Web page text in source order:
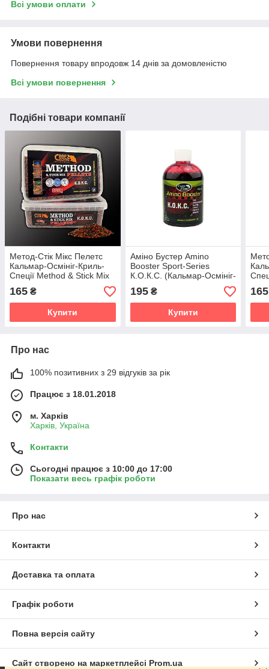
Всі умови оплати
Умови повернення
Повернення товару впродовж 14 днів за домовленістю
Всі умови повернення
Подібні товари компанії
Метод-Стік Мікс Пелетс
Кальмар-Осмініг-Криль-
Спеції Method & Stick Mix
Pellets К.О.К.С. 600g 2-
4mm
165 ₴
Купити
Аміно Бустер Amino
Booster Sport-Series
К.О.К.С. (Кальмар-Осмініг-
Кріль-Спеція)
195₴
Купити
165
Про нас
100% позитивних з 29 відгуків за рік
Працює з 18.01.2018
м. Харків
Харків, Україна
Контакти
Сьогодні працює з 10:00 до 17:00
Показати весь графік роботи
Про нас
Контакти
Доставка та оплата
Графік роботи
Повна версія сайту
Сайт створено на маркетплейсі Prom.ua